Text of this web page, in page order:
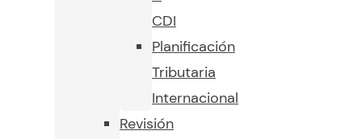
CDI
Planificación
Tributaria
Internacional
Revisión